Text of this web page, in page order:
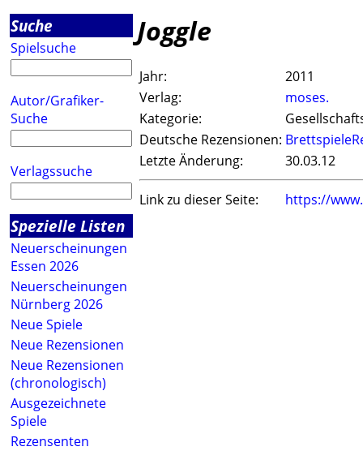
Suche
Spielsuche
Autor/Grafiker-
Suche
Verlagssuche
Spezielle Listen
Neuerscheinungen
Essen 2026
Neuerscheinungen
Nürnberg 2026
Neue Spiele
Neue Rezensionen
Neue Rezensionen
(chronologisch)
Ausgezeichnete
Spiele
Rezensenten
Joggle
Jahr:
2011
Verlag:
moses.
Kategorie:
Deutsche Rezensionen:
Letzte Änderung:
30.03.12
Link zu dieser Seite: https://